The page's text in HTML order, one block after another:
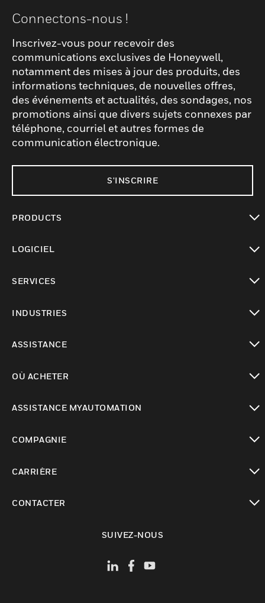
Connectons-nous !
Inscrivez-vous pour recevoir des
communications exclusives de Honeywell,
notamment des mises à jour des produits, des
informations techniques, de nouvelles offres,
des événements et actualités, des sondages, nos
promotions ainsi que divers sujets connexes par
téléphone, courriel et autres formes de
communication électronique.
S'INSCRIRE
PRODUCTS
LOGICIEL
SERVICES
INDUSTRIES
ASSISTANCE
OÙ ACHETER
ASSISTANCE MYAUTOMATION
COMPAGNIE
CARRIÈRE
CONTACTER
SUIVEZ-NOUS